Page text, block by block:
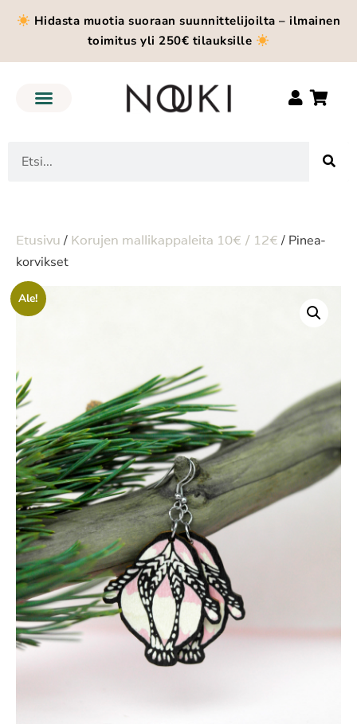
Hidasta muotia suoraan suunnittelijoilta – ilmainen
toimitus yli 250€ tilauksille
Etusivu/ Korujen mallikappaleita 10€ / 12€/ Pinea-
korvikset
Ale!